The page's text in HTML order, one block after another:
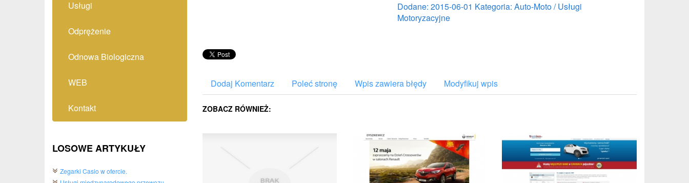
Usługi
Odprężenie
Odnowa Biologiczna
WEB
Kontakt
LOSOWE ARTYKUŁY
Zegarki Casio w ofercie.
Dodane: 2015-06-01 Kategoria: Auto-Moto / Usługi
Motoryzacyjne
Dodaj Komentarz Poleć stronę Wpis zawiera błędy Modyfikuj wpis
ZOBACZ RÓWNIEŻ: